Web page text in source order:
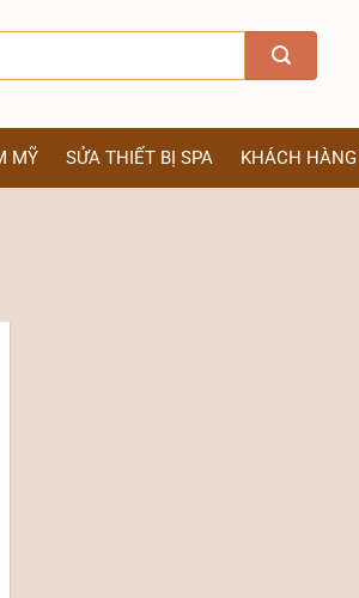
MỸ SỬA THIẾT BỊ SPA KHÁCH